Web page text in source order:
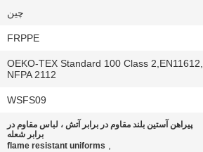
چين
FRPPE
OEKO-TEX Standard 100 Class 2,EN11612,
NFPA 2112
WSFS09
پیراهن آستین بلند مقاوم در برابر آتش ، لباس مقاوم در
برابر شعله
,
flame resistant uniforms